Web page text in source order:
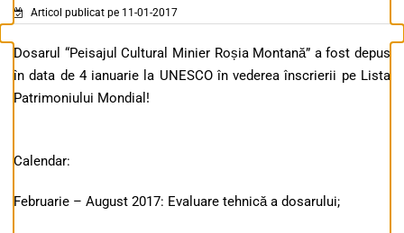
Articol publicat pe 11-01-2017
Dosarul “Peisajul Cultural Minier Roșia Montană” a fost depus
în data de 4 ianuarie la UNESCO în vederea înscrierii pe Lista
Patrimoniului Mondial!
Calendar:
Februarie – August 2017: Evaluare tehnică a dosarului;